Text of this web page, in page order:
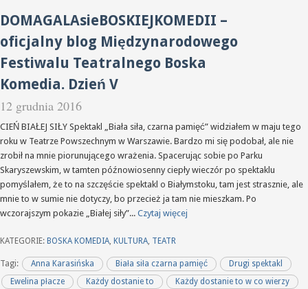
DOMAGALAsieBOSKIEJKOMEDII –
oficjalny blog Międzynarodowego
Festiwalu Teatralnego Boska
Komedia. Dzień V
12 grudnia 2016
CIEŃ BIAŁEJ SIŁY Spektakl „Biała siła, czarna pamięć” widziałem w maju tego
roku w Teatrze Powszechnym w Warszawie. Bardzo mi się podobał, ale nie
zrobił na mnie piorunującego wrażenia. Spacerując sobie po Parku
Skaryszewskim, w tamten późnowiosenny ciepły wieczór po spektaklu
pomyślałem, że to na szczęście spektakl o Białymstoku, tam jest strasznie, ale
mnie to w sumie nie dotyczy, bo przecież ja tam nie mieszkam. Po
wczorajszym pokazie „Białej siły”... Czytaj więcej
KATEGORIE: BOSKA KOMEDIA KULTURA TEATR
Tagi: Anna Karasińska Biała siła czarna pamięć
Drugi spektakl
Ewelina płacze
Każdy dostanie to
Każdy dostanie to w co wierzy